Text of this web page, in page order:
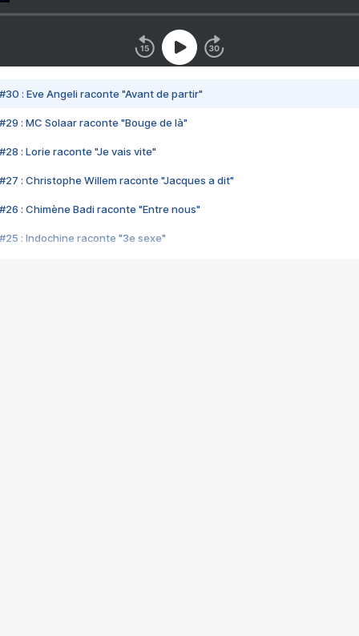
#30 : Eve Angeli raconte "Avant de partir"
#29 : MC Solaar raconte "Bouge de là"
#28 : Lorie raconte "Je vais vite"
#27 : Christophe Willem raconte "Jacques a dit"
#26 : Chimène Badi raconte "Entre nous"
#25 : Indochine raconte "3e sexe"